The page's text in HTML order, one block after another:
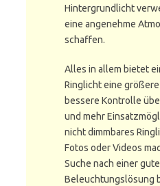
Hintergrundlicht
eine angenehme
schaffen.
Alles in allem bietet
Ringlicht eine
bessere Kontrolle
und mehr
nicht dimmbares
Fotos oder Videos
Suche nach einer
Beleuchtungslösung